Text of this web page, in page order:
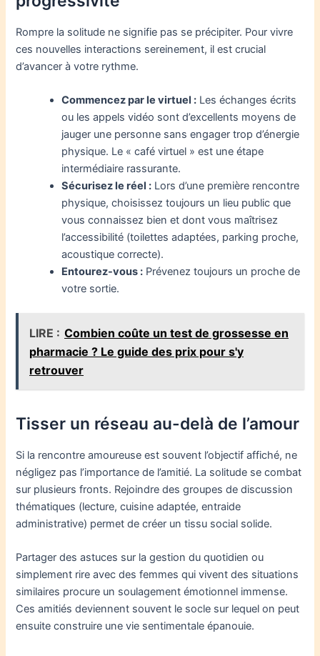
Rompre la solitude ne signifie pas se précipiter. Pour vivre
ces nouvelles interactions sereinement, il est crucial
d’avancer à votre rythme.
Commencez par le virtuel : Les échanges écrits
ou les appels vidéo sont d’excellents moyens de
jauger une personne sans engager trop d’énergie
physique. Le « café virtuel » est une étape
intermédiaire rassurante.
Sécurisez le réel : Lors d’une première rencontre
physique, choisissez toujours un lieu public que
vous connaissez bien et dont vous maîtrisez
l’accessibilité (toilettes adaptées, parking proche,
acoustique correcte).
Entourez-vous : Prévenez toujours un proche de
votre sortie.
LIRE : Combien coûte un test de grossesse en
pharmacie ? Le guide des prix pour s'y
retrouver
Tisser un réseau au-delà de l’amour
Si la rencontre amoureuse est souvent l’objectif affiché, ne
négligez pas l’importance de l’amitié. La solitude se combat
sur plusieurs fronts. Rejoindre des groupes de discussion
thématiques (lecture, cuisine adaptée, entraide
administrative) permet de créer un tissu social solide.
Partager des astuces sur la gestion du quotidien ou
simplement rire avec des femmes qui vivent des situations
similaires procure un soulagement émotionnel immense.
Ces amitiés deviennent souvent le socle sur lequel on peut
ensuite construire une vie sentimentale épanouie.